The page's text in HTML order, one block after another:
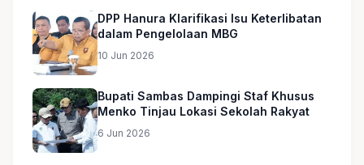
DPP Hanura Klarifikasi Isu Keterlibatan
dalam Pengelolaan MBG
10 Jun 2026
Bupati Sambas Dampingi Staf Khusus
Menko Tinjau Lokasi Sekolah Rakyat
6 Jun 2026